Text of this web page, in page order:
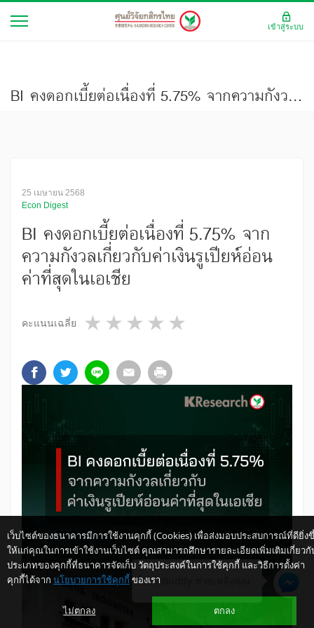
BI คงดอกเบี้ยต่อเนื่องที่ 5.75% จากความกังวลเกี่ยวกับค่าเงินรูเปียห์อ่อนค่าที่สุดในเอเชีย
25 เมษายน 2568
Econ Digest
BI คงดอกเบี้ยต่อเนื่องที่ 5.75% จาก
ความกังวลเกี่ยวกับค่าเงินรูเปียห์อ่อน
ค่าที่สุดในเอเชีย
คะแนนเฉลี่ย 4 stars
3 stars
2 stars
1 star
เว็บไซต์ของธนาคารมีการใช้งานคุกกี้ (Cookies) เพื่อส่งมอบประสบการณ์ที่ดียิ่ง
ให้แก่คุณในการเข้าใช้งานเว็บไซต์ คุณสามารถศึกษารายละเอียดเพิ่มเติมเกี่ยวกั
ประเภทของคุกกี้ที่ธนาคารจัดเก็บ วัตถุประสงค์ในการใช้คุกกี้ และวิธีการตั้งค่า
คุกกี้ได้จาก นโยบายการใช้คุกกี้ ของเรา
ไม่ตกลง ตกลง
เข้าสู่ระบบ
ให้ K-Buddy ช่วยเหลือคุณ